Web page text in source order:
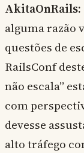
AkitaOnRails:
alguma razão
questões de
RailsConf
não escala”
com
devesse
alto tráfego